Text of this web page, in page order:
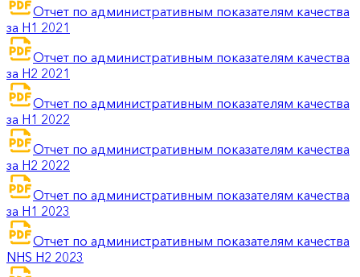
Отчет по административным показателям качества
за H1 2021
Отчет по административным показателям качества
за H2 2021
Отчет по административным показателям качества
за H1 2022
Отчет по административным показателям качества
за H2 2022
Отчет по административным показателям качества
за H1 2023
Отчет по административным показателям качества
NHS H2 2023